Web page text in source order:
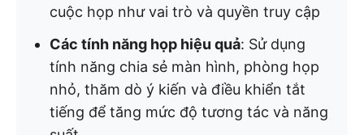
cuộc họp như vai trò và quyền truy cập
Các tính năng họp hiệu quả: Sử dụng
tính năng chia sẻ màn hình, phòng họp
nhỏ, thăm dò ý kiến và điều khiển tắt
tiếng để tăng mức độ tương tác và năng